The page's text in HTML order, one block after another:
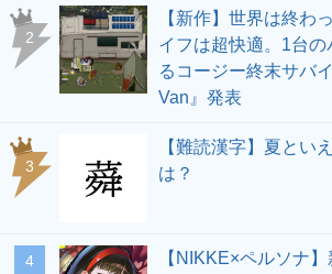
2
【新作】世界は終わ
イフは超快適。1台
るコージー終末サバ
Van』発表
3
【難読漢字】夏とい
は？
4
【NIKKE×ペルソナ